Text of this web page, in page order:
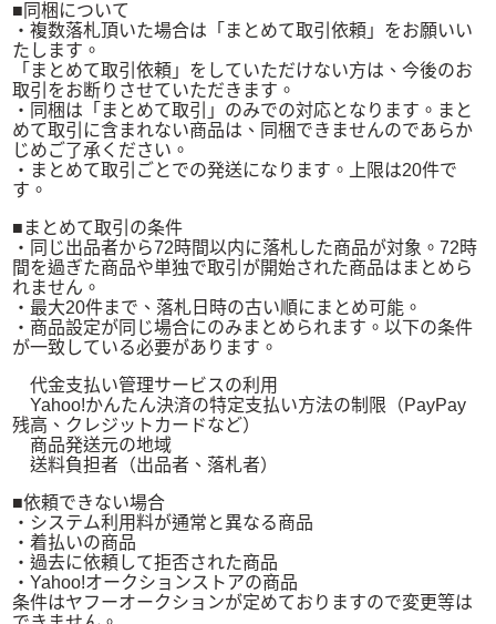
■同梱について
・複数落札頂いた場合は「まとめて取引依頼」をお願いい
たします。
「まとめて取引依頼」をしていただけない方は、今後のお
取引をお断りさせていただきます。
・同梱は「まとめて取引」のみでの対応となります。まと
めて取引に含まれない商品は、同梱できませんのであらか
じめご了承ください。
・まとめて取引ごとでの発送になります。上限は20件で
す。
■まとめて取引の条件
・同じ出品者から72時間以内に落札した商品が対象。72時
間を過ぎた商品や単独で取引が開始された商品はまとめら
れません。
・最大20件まで、落札日時の古い順にまとめ可能。
・商品設定が同じ場合にのみまとめられます。以下の条件
が一致している必要があります。
代金支払い管理サービスの利用
Yahoo!かんたん決済の特定支払い方法の制限（PayPay
残高、クレジットカードなど）
商品発送元の地域
送料負担者（出品者、落札者）
■依頼できない場合
・システム利用料が通常と異なる商品
・着払いの商品
・過去に依頼して拒否された商品
・Yahoo!オークションストアの商品
条件はヤフーオークションが定めておりますので変更等は